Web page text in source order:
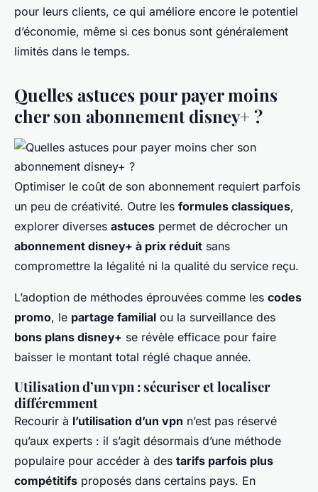
pour leurs clients, ce qui améliore encore le potentiel
d’économie, même si ces bonus sont généralement
limités dans le temps.
Quelles astuces pour payer moins
cher son abonnement disney+ ?
Optimiser le coût de son abonnement requiert parfois
un peu de créativité. Outre les formules classiques,
explorer diverses astuces permet de décrocher un
abonnement disney+ à prix réduit sans
compromettre la légalité ni la qualité du service reçu.
L’adoption de méthodes éprouvées comme les codes
promo, le partage familial ou la surveillance des
bons plans disney+ se révèle efficace pour faire
baisser le montant total réglé chaque année.
Utilisation d’un vpn : sécuriser et localiser
différemment
Recourir à l’utilisation d’un vpn n’est pas réservé
qu’aux experts : il s’agit désormais d’une méthode
populaire pour accéder à des tarifs parfois plus
compétitifs proposés dans certains pays. En